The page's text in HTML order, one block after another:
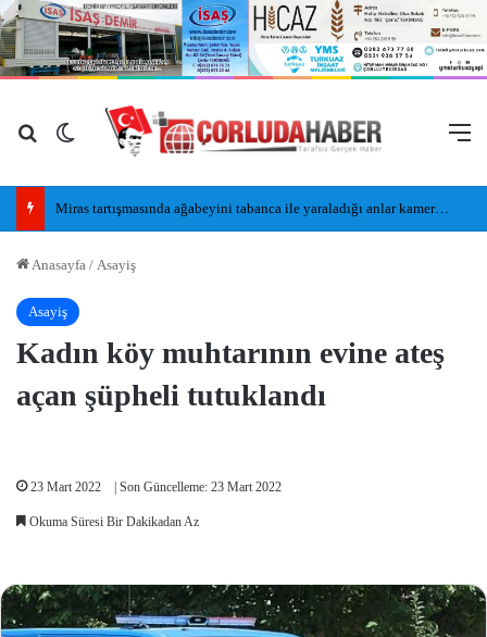
Arama yap ...
Dış görünümü değiştir
Miras tartışmasında ağabeyini tabanca ile yaraladığı anlar kamerada
Anasayfa / Asayiş
Asayiş
Kadın köy muhtarının evine ateş
açan şüpheli tutuklandı
23 Mart 2022 | Son Güncelleme: 23 Mart 2022
Okuma Süresi Bir Dakikadan Az